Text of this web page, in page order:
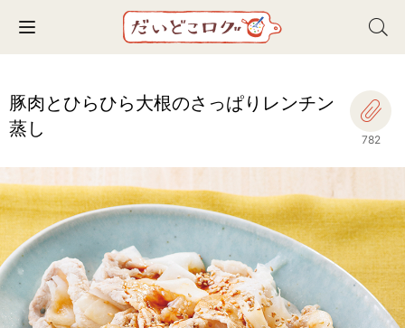
Toggle navigation
豚肉とひらひら大根のさっぱりレンチン
蒸し
782